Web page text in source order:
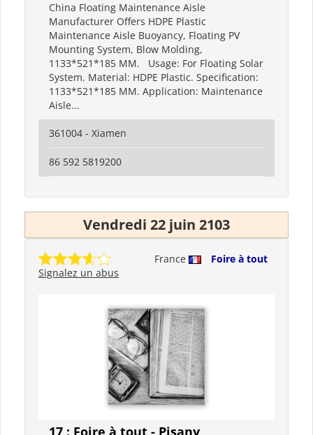
China Floating Maintenance Aisle
Manufacturer Offers HDPE Plastic
Maintenance Aisle Buoyancy, Floating PV
Mounting System, Blow Molding,
1133*521*185 MM. Usage: For Floating Solar
System. Material: HDPE Plastic. Specification:
1133*521*185 MM. Application: Maintenance
Aisle...
361004 - Xiamen
86 592 5819200
Vendredi 22 juin 2103
France
Foire à tout
Signalez un abus
17 : Foire à tout - Pisany